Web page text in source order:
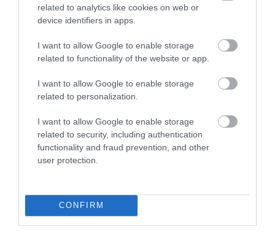
related to analytics like cookies on web or
device identifiers in apps.
I want to allow Google to enable storage
related to functionality of the website or app.
I want to allow Google to enable storage
related to personalization.
I want to allow Google to enable storage
related to security, including authentication
functionality and fraud prevention, and other
user protection.
CONFIRM
KIRÁNDULÁS A RAVAZDI
SÖRFŐZDÉBE, A BENCÉS
2026-08-04
A JÉG ALATT NEM ÜRESSÉG
MÉLYÉN
2026-06-24